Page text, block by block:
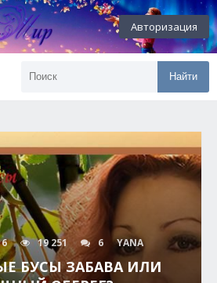
Авторизация
Найти
19 251 6 YANA
БУСЫ ЗАБАВА ИЛИ